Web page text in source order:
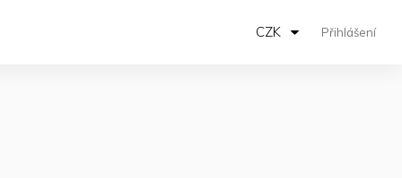
CZK Přihlášení